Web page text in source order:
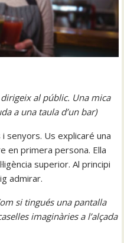
al públic. Una mica
a una taula d’un bar)
senyors. Us explicaré una
en primera persona. Ella
superior. Al principi
admirar.
si tingués una pantalla
imaginàries a l’alçada